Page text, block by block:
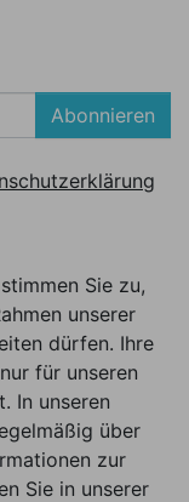
Abonnieren
Sie zu,
unserer
dürfen. Ihre
für unseren
In unseren
über
zur
Sie in unserer